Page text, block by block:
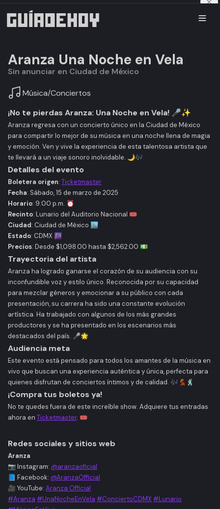
Aranza Una Noche en Vela
Sin anunciar en Ciudad de México
Música/Conciertos
¡No te pierdas Aranza: Una Noche en Vela! 🎤✨
Aranza regresa con un concierto único en la Ciudad de México
para compartir lo mejor de su música en una noche llena de magia
y emoción. Ven y vive la experiencia de esta talentosa artista que
te llevará a un viaje sonoro inolvidable. 🌙🎶
Detalles del evento
Boletera origen: Ticketmaster
Fecha: Sábado, 15 de marzo de 2025
Horario: 9:00 p.m. ⏰
Recinto: Lunario del Auditorio Nacional 🎟️
Ciudad: Ciudad de México 🏙️
Estado: CDMX 🌆
Precios: Desde $1,098.00 hasta $2,562.00 💵
Trayectoria del artista
Aranza ha logrado ganarse el corazón de su audiencia con su
inconfundible voz y estilo único. Reconocida por su capacidad
para mezclar géneros y emocionar a su público con cada
presentación, su carrera ha sido una constante evolución
artística. Ha trabajado con algunos de los más grandes
productores y se ha presentado en los escenarios más
destacados del país. 🎤🌟
Audiencia meta
Este evento está pensado para todos los amantes de la música en
vivo que buscan una experiencia auténtica y única, perfecta para
quienes disfrutan de conciertos íntimos y de calidad. 🎶💃🕺
¡Compra tus boletos ya!
No te quedes fuera de este increíble show. Adquiere tus entradas
ahora en Ticketmaster. 🎟️
Redes sociales y sitios web
Aranza
📷 Instagram: @aranzaoficial
📘 Facebook: @AranzaOfficial
🎥 YouTube: Aranza Official
#Aranza #UnaNocheEnVela #ConciertoCDMX #Lunario